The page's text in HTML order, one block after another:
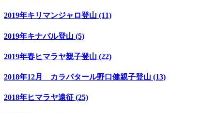
2019年キリマンジャロ登山 (11)
2019年キナバル登山 (5)
2019年春ヒマラヤ親子登山 (22)
2018年12月 カラパタール野口健親子登山 (13)
2018年ヒマラヤ遠征 (25)